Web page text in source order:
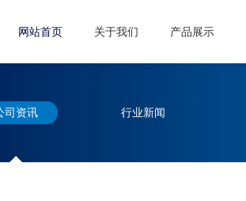
网站首页 关于我们 产品展示
司资讯 行业新闻